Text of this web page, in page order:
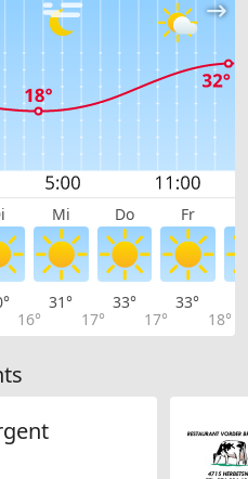
Mi Do Fr
16°
31°
17°
33°
17°
33°
18°